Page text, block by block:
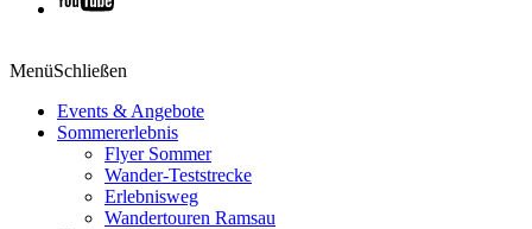
MenüSchließen
Events & Angebote
Sommererlebnis
Flyer Sommer
Wander-Teststrecke
Erlebnisweg
Wandertouren Ramsau